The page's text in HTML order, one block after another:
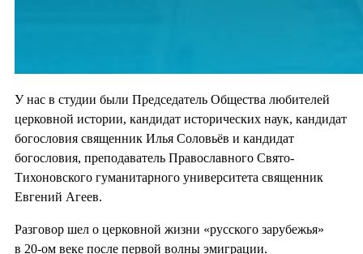
У нас в студии были Председатель Общества любителей
церковной истории, кандидат исторических наук, кандидат
богословия священник Илья Соловьёв и кандидат
богословия, преподаватель Православного Свято-
Тихоновского гуманитарного университета священник
Евгений Агеев.
Разговор шел о церковной жизни «русского зарубежья»
в 20-ом веке после первой волны эмиграции.